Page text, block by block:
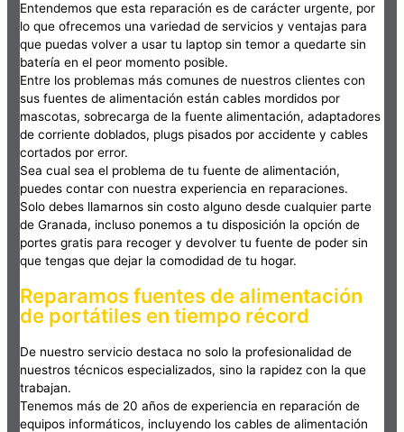
Entendemos que esta reparación es de carácter urgente, por
lo que ofrecemos una variedad de servicios y ventajas para
que puedas volver a usar tu laptop sin temor a quedarte sin
batería en el peor momento posible.
Entre los problemas más comunes de nuestros clientes con
sus fuentes de alimentación están cables mordidos por
mascotas, sobrecarga de la fuente alimentación, adaptadores
de corriente doblados, plugs pisados por accidente y cables
cortados por error.
Sea cual sea el problema de tu fuente de alimentación,
puedes contar con nuestra experiencia en reparaciones.
Solo debes llamarnos sin costo alguno desde cualquier parte
de Granada, incluso ponemos a tu disposición la opción de
portes gratis para recoger y devolver tu fuente de poder sin
que tengas que dejar la comodidad de tu hogar.
Reparamos fuentes de alimentación
de portátiles en tiempo récord
De nuestro servicio destaca no solo la profesionalidad de
nuestros técnicos especializados, sino la rapidez con la que
trabajan.
Tenemos más de 20 años de experiencia en reparación de
equipos informáticos, incluyendo los cables de alimentación